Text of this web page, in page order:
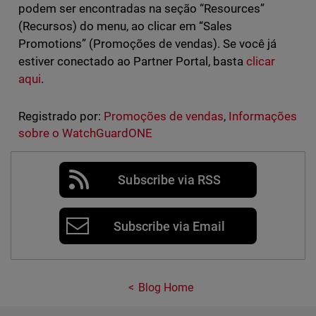
podem ser encontradas na seção “Resources”
(Recursos) do menu, ao clicar em “Sales
Promotions” (Promoções de vendas). Se você já
estiver conectado ao Partner Portal, bastaclicar
aqui.
Registrado por: Promoções de vendas, Informações
sobre o WatchGuardONE
Subscribe via RSS
Subscribe via Email
Blog Home